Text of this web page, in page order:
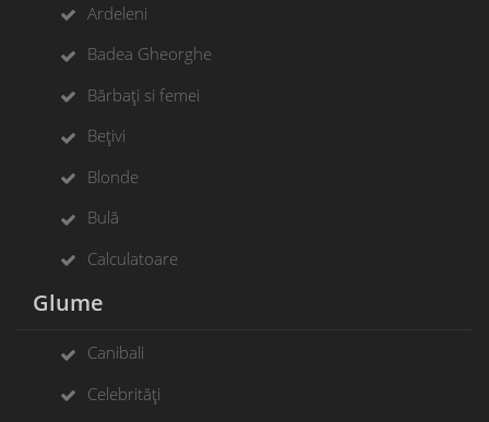
Ardeleni
Badea Gheorghe
Bărbați si femei
Bețivi
Blonde
Bulă
Calculatoare
Glume
Canibali
Celebrități